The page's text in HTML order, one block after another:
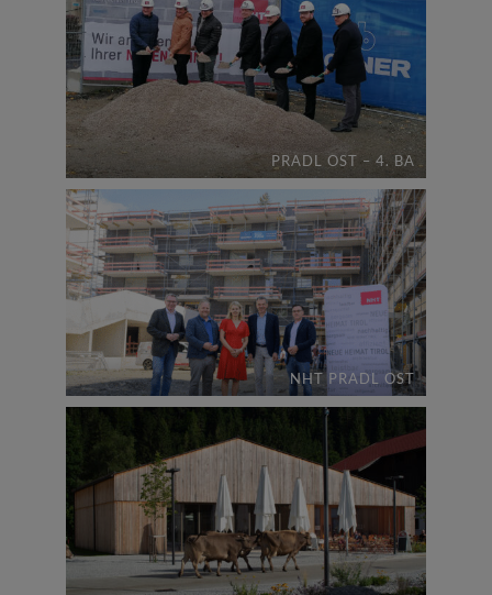
PRADL OST – 4. BA
NHT PRADL OST